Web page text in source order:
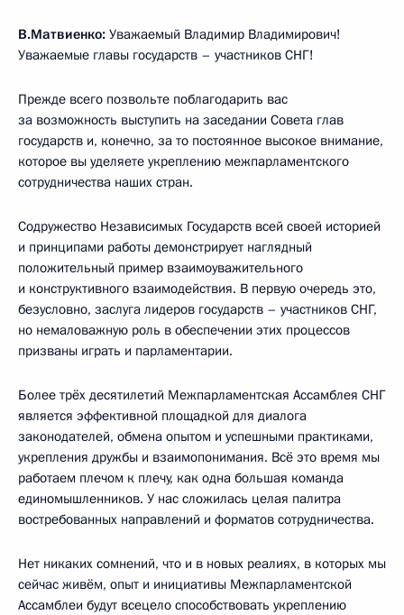
В.Матвиенко: Уважаемый Владимир Владимирович!
Уважаемые главы государств – участников СНГ!
Прежде всего позвольте поблагодарить вас
за возможность выступить на заседании Совета глав
государств и, конечно, за то постоянное высокое внимание,
которое вы уделяете укреплению межпарламентского
сотрудничества наших стран.
Содружество Независимых Государств всей своей историей
и принципами работы демонстрирует наглядный
положительный пример взаимоуважительного
и конструктивного взаимодействия. В первую очередь это,
безусловно, заслуга лидеров государств – участников СНГ,
но немаловажную роль в обеспечении этих процессов
призваны играть и парламентарии.
Более трёх десятилетий Межпарламентская Ассамблея СНГ
является эффективной площадкой для диалога
законодателей, обмена опытом и успешными практиками,
укрепления дружбы и взаимопонимания. Всё это время мы
работаем плечом к плечу, как одна большая команда
единомышленников. У нас сложилась целая палитра
востребованных направлений и форматов сотрудничества.
Нет никаких сомнений, что и в новых реалиях, в которых мы
сейчас живём, опыт и инициативы Межпарламентской
Ассамблеи будут всецело способствовать укреплению